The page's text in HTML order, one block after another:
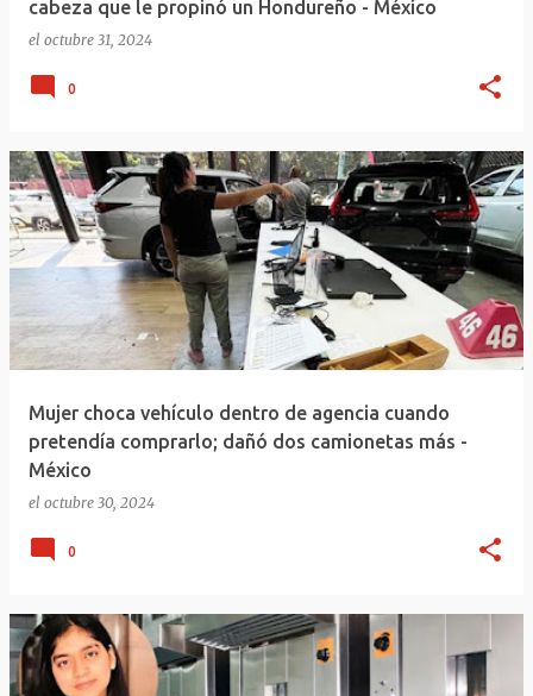
cabeza que le propinó un Hondureño - México
el octubre 31, 2024
0
Mujer choca vehículo dentro de agencia cuando
pretendía comprarlo; dañó dos camionetas más -
México
el octubre 30, 2024
0